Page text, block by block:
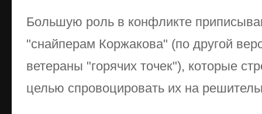
Большую роль в конфликте
"снайперам Коржакова" (по другой
ветераны "горячих точек"), которые
целью спровоцировать их на